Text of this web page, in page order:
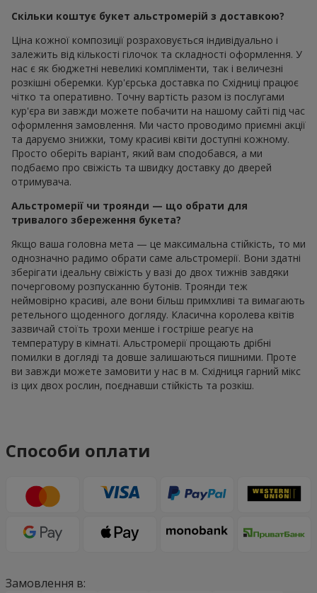
Скільки коштує букет альстромерій з доставкою?
Ціна кожної композиції розраховується індивідуально і
залежить від кількості гілочок та складності оформлення. У
нас є як бюджетні невеликі компліменти, так і величезні
розкішні оберемки. Кур'єрська доставка по Східницi працює
чітко та оперативно. Точну вартість разом із послугами
кур'єра ви завжди можете побачити на нашому сайті під час
оформлення замовлення. Ми часто проводимо приємні акції
та даруємо знижки, тому красиві квіти доступні кожному.
Просто оберіть варіант, який вам сподобався, а ми
подбаємо про свіжість та швидку доставку до дверей
отримувача.
Альстромерії чи троянди — що обрати для
тривалого збереження букета?
Якщо ваша головна мета — це максимальна стійкість, то ми
однозначно радимо обрати саме альстромерії. Вони здатні
зберігати ідеальну свіжість у вазі до двох тижнів завдяки
почерговому розпусканню бутонів. Троянди теж
неймовірно красиві, але вони більш примхливі та вимагають
ретельного щоденного догляду. Класична королева квітів
зазвичай стоїть трохи менше і гостріше реагує на
температуру в кімнаті. Альстромерії прощають дрібні
помилки в догляді та довше залишаються пишними. Проте
ви завжди можете замовити у нас в м. Східниця гарний мікс
із цих двох рослин, поєднавши стійкість та розкіш.
Способи оплати
Замовлення в: